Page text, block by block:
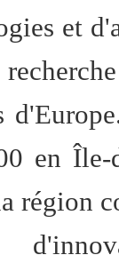
et
en
région